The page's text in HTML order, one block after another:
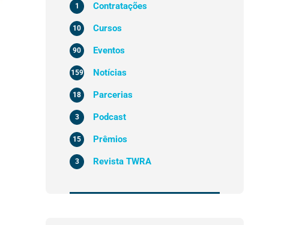
Contratações
1
Cursos
10
Eventos
90
Notícias
159
Parcerias
18
Podcast
3
Prêmios
15
Revista TWRA
3